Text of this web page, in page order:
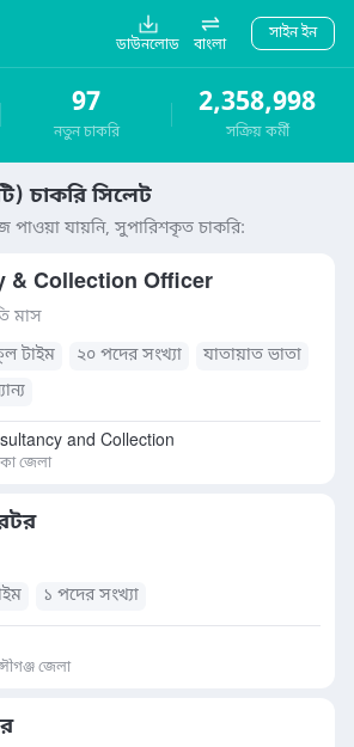
ডাউনলোড বাংলা
সাইন ইন
97
নতুন চাকরি
2,358,998
সক্রিয় কর্মী
চাকরি সিলেট
পাওয়া যায়নি, সুপারিশকৃত চাকরি:
& Collection Officer
মাস
টাইম ২০ পদের সংখ্যা
যাতায়াত ভাতা
and Collection
জেলা
১ পদের সংখ্যা
জেলা